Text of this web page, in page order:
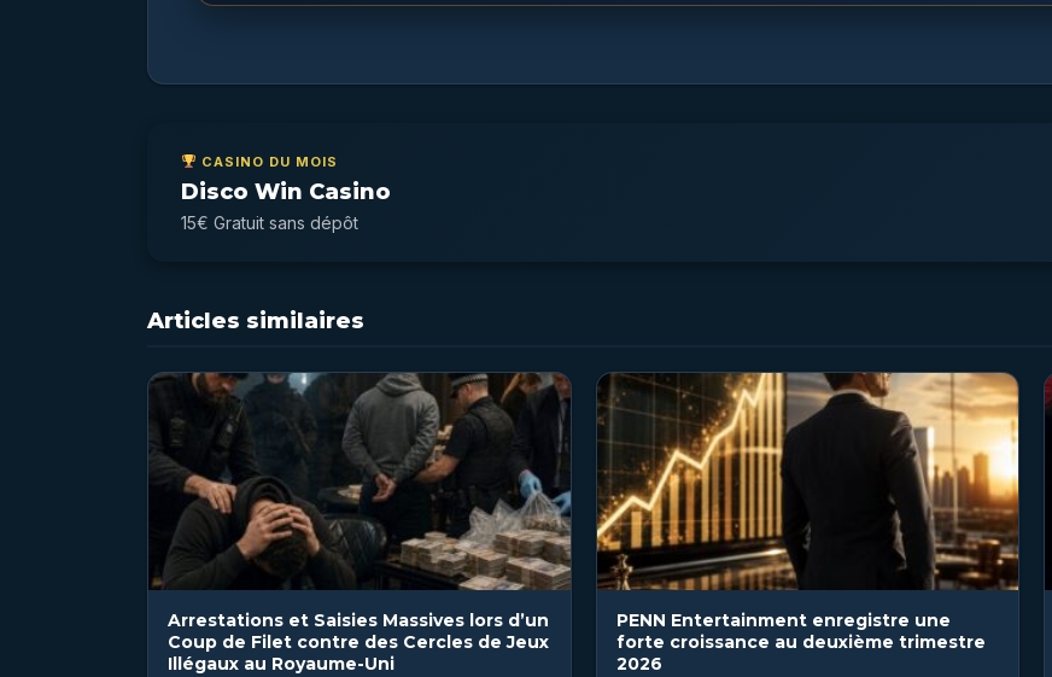
CASINO DU MOIS
Disco Win Casino
15€ Gratuit sans dépôt
Articles similaires
Arrestations et Saisies Massives lors d’un
Coup de Filet contre des Cercles de Jeux
Illégaux au Royaume-Uni
PENN Entertainment enregistre une
forte croissance au deuxième trimestre
2026